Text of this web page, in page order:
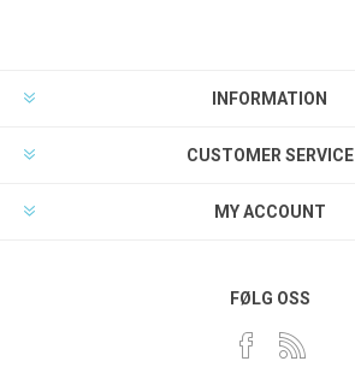
INFORMATION
CUSTOMER SERVICE
MY ACCOUNT
FØLG OSS